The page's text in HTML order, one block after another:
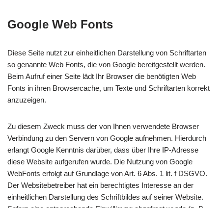
Google Web Fonts
Diese Seite nutzt zur einheitlichen Darstellung von Schriftarten
so genannte Web Fonts, die von Google bereitgestellt werden.
Beim Aufruf einer Seite lädt Ihr Browser die benötigten Web
Fonts in ihren Browsercache, um Texte und Schriftarten korrekt
anzuzeigen.
Zu diesem Zweck muss der von Ihnen verwendete Browser
Verbindung zu den Servern von Google aufnehmen. Hierdurch
erlangt Google Kenntnis darüber, dass über Ihre IP-Adresse
diese Website aufgerufen wurde. Die Nutzung von Google
WebFonts erfolgt auf Grundlage von Art. 6 Abs. 1 lit. f DSGVO.
Der Websitebetreiber hat ein berechtigtes Interesse an der
einheitlichen Darstellung des Schriftbildes auf seiner Website.